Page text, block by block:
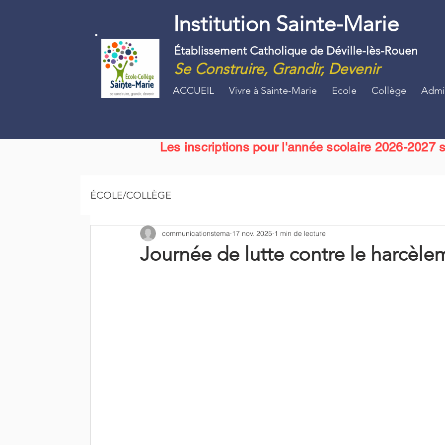
Institution Sainte-Marie
Établissement Catholique de Déville-lès-Rouen
Se Construire, Grandir, Devenir
ACCUEIL Vivre à Sainte-Marie Ecole Collège
Les inscriptions pour l'année scolaire 2026-2027
ÉCOLE/COLLÈGE
Journée de lutte contre le
communicationstema 17 nov. 2025 1 min de lecture